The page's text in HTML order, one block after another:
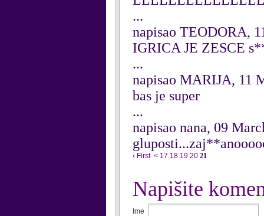
...
napisao TEODORA,
IGRICA JE ZESCE
...
napisao MARIJA, 11
bas je super
...
napisao nana, 09
‹ First < 17 18 19 20 21
Napišite
Ime